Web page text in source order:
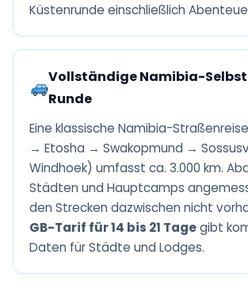
Küstenrunde einschließlich
Vollständige Namibia-
Runde
Eine klassische Namibia-
→ Etosha → Swakopmund →
Windhoek) umfasst ca. 3.000 km.
Städten und Hauptcamps
den Strecken dazwischen nicht
GB-Tarif für 14 bis 21 Tagegibt
Daten für Städte und Lodges.